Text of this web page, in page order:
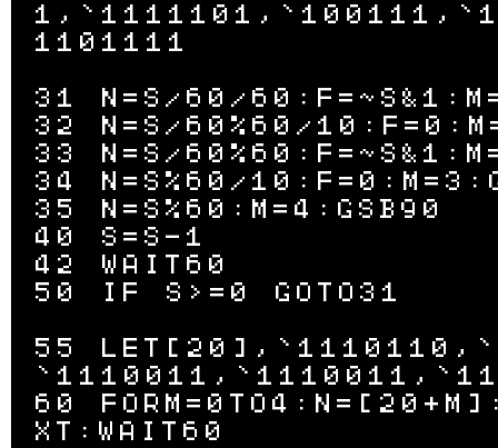
1101111
31 N=S/60/
32 N=S/60%60/
33 N=S/
34 N=S%60/
35 N=S%60:M=4:GSB90
40 S=S-1
42 WAIT60
50 IF S>=0 GOTO31
55
60
XT:WAIT60